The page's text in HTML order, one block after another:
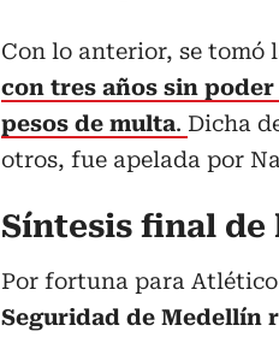
Con lo anterior, se tomó
con tres años sin
pesos de multa. Dicha
otros, fue apelada por
Síntesis final de
Por fortuna para
Seguridad de Medellín